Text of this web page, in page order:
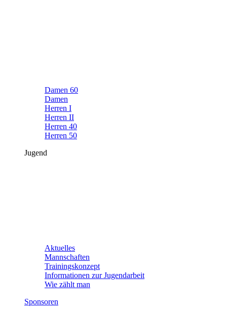
Damen 60
Damen
Herren I
Herren II
Herren 40
Herren 50
Jugend
Aktuelles
Mannschaften
Trainingskonzept
Informationen zur Jugendarbeit
Wie zählt man
Sponsoren